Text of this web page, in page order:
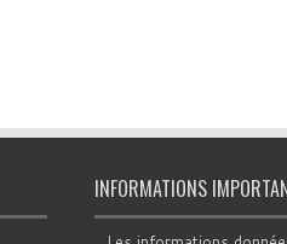
INFORMATIONS